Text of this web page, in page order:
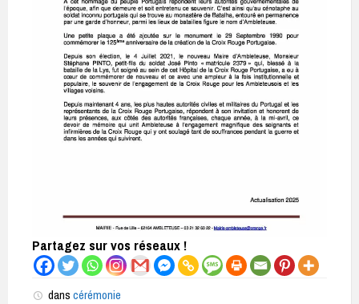
Partagez sur vos réseaux !
dans cérémonie